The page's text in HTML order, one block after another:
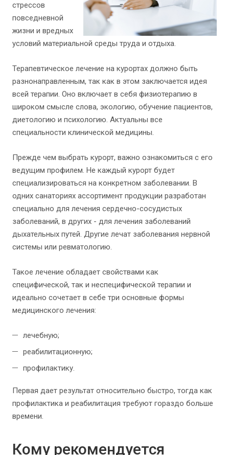
стрессов
повседневной
жизни и вредных
условий материальной среды труда и отдыха.
Терапевтическое лечение на курортах должно быть
разнонаправленным, так как в этом заключается идея
всей терапии. Оно включает в себя физиотерапию в
широком смысле слова, экологию, обучение пациентов,
диетологию и психологию. Актуальны все
специальности клинической медицины.
Прежде чем выбрать курорт, важно ознакомиться с его
ведущим профилем. Не каждый курорт будет
специализироваться на конкретном заболевании. В
одних санаториях ассортимент продукции разработан
специально для лечения сердечно-сосудистых
заболеваний, в других - для лечения заболеваний
дыхательных путей. Другие лечат заболевания нервной
системы или ревматологию.
Такое лечение обладает свойствами как
специфической, так и неспецифической терапии и
идеально сочетает в себе три основные формы
медицинского лечения:
лечебную;
реабилитационную;
профилактику.
Первая дает результат относительно быстро, тогда как
профилактика и реабилитация требуют гораздо больше
времени.
Кому рекомендуется